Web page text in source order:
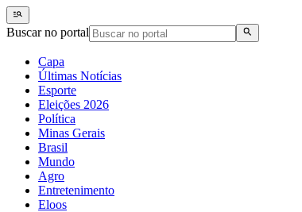
Buscar no portal
Capa
Últimas Notícias
Esporte
Eleições 2026
Política
Minas Gerais
Brasil
Mundo
Agro
Entretenimento
Eloos